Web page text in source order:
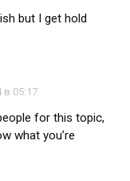
but I get hold
в 05:17
for this topic,
what you’re